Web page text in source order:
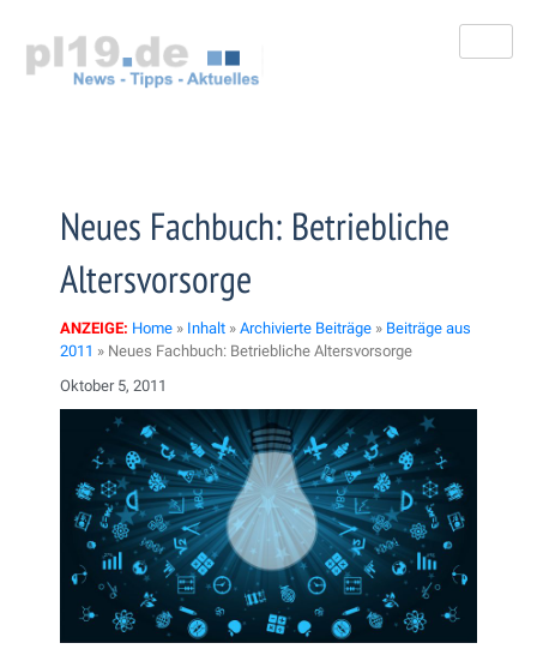
springen
Neues Fachbuch: Betriebliche
Altersvorsorge
ANZEIGE: Home » Inhalt » Archivierte Beiträge » Beiträge aus
2011 » Neues Fachbuch: Betriebliche Altersvorsorge
Oktober 5, 2011